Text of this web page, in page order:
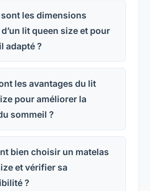
les dimensions
lit queen size et pour
adapté ?
les avantages du lit
pour améliorer la
sommeil ?
bien choisir un matelas
et vérifier sa
?